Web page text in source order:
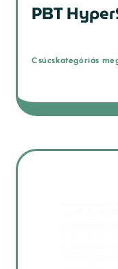
PBT
Csúcskategóriás